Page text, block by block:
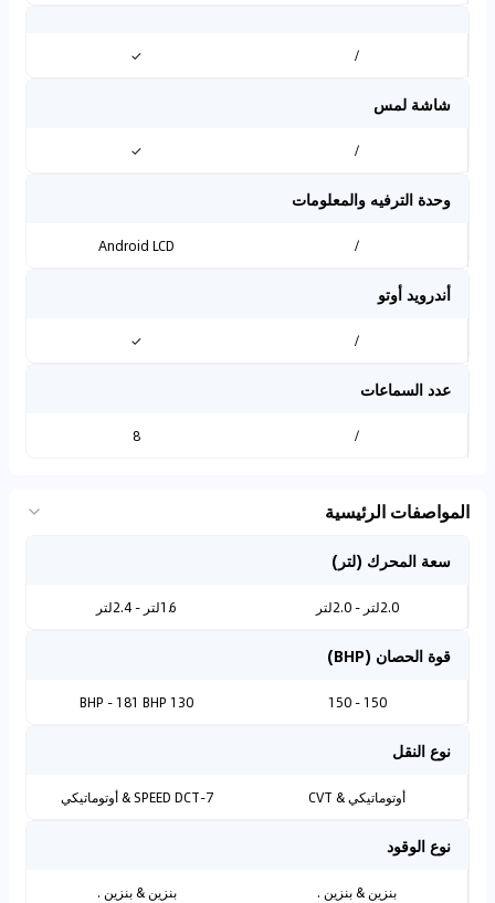
/
✓
شاشة لمس
/
✓
وحدة الترفيه والمعلومات
/
Android LCD
أندرويد أوتو
/
✓
عدد السماعات
/
8
المواصفات الرئيسية
سعة المحرك (لتر)
2.0لتر - 2.0لتر 1.6لتر - 2.4لتر
قوة الحصان (BHP)
150 - 150
130 BHP - 181 BHP
نوع النقل
أوتوماتيكي & CVT 7-SPEED DCT & أوتوماتيكي
نوع الوقود
بنزين & بنزين . بنزين & بنزين .